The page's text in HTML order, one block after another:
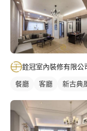
銓冠室內裝修有限公
餐廳 客廳 新古典